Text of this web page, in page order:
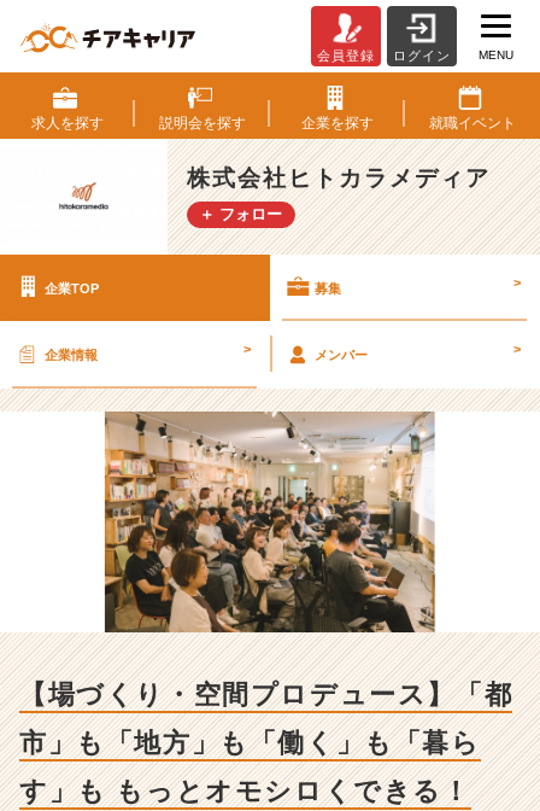
式
会
社
ヒ
ト
カ
ィ
採
求
人
-
【場
づ
く
り・
空
ロ
ュ
ス】
会員登録 ログイン MENU
求人を探す 説明会を探す 企業を探す 就職イベント
株式会社ヒトカラメディア
＋ フォロー
企業TOP 募集 >
企業情報 > メンバー >
【場づくり・空間プロデュース】「都
市」も「地方」も「働く」も「暮ら
す」も もっとオモシロくできる！